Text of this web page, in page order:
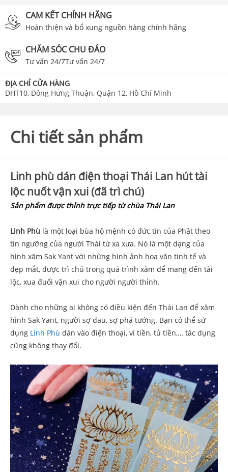
CAM KẾT CHÍNH HÃNG
Hoàn thiện và bổ xung nguồn hàng chính hãng
CHĂM SÓC CHU ĐÁO
Tư vấn 24/7Tư vấn 24/7
ĐỊA CHỈ CỬA HÀNG
DHT10, Đông Hưng Thuận, Quận 12, Hồ Chí Minh
Chi tiết sản phẩm
Linh phù dán điện thoại Thái Lan hút tài
lộc nuốt vận xui (đã trì chú)
Sản phẩm được thỉnh trực tiếp từ chùa Thái Lan
Linh Phù là một loại bùa hộ mệnh có đức tin của Phật theo
tín ngưỡng của người Thái từ xa xưa. Nó là một dạng của
hình xăm Sak Yant với những hình ảnh hoa văn tinh tế và
đẹp mắt, được trì chú trong quá trình xăm để mang đến tài
lộc, xua đuổi vận xui cho người người thỉnh.
Dành cho những ai không có điều kiện đến Thái Lan để xăm
hình Sak Yant, người sợ đau, sợ phá tướng. Bạn có thể sử
dụng Linh Phù dán vào điện thoại, ví tiền, tủ tiền,… tác dụng
cũng không thay đổi.